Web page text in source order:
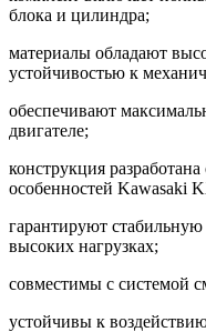
блока и цилиндра;
материалы обладают
устойчивостью к
обеспечивают
двигателе;
конструкция
особенностей Kawasaki
гарантируют стабильную
высоких нагрузках;
совместимы с системой
устойчивы к